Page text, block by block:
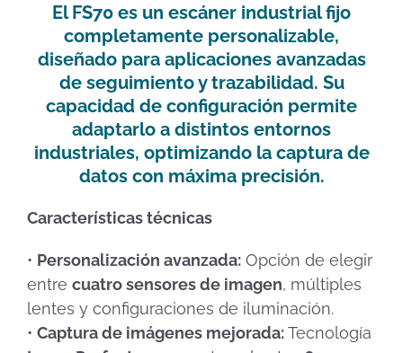
ElFS70 es un escáner industrial fijo
completamente personalizable,
diseñado para aplicaciones avanzadas
de seguimiento y trazabilidad. Su
capacidad de configuración permite
adaptarlo a distintos entornos
industriales, optimizando la captura de
datos con máxima precisión.
Características técnicas
• Personalización avanzada: Opción de elegir
entre cuatro sensores de imagen, múltiples
lentes y configuraciones de iluminación.
• Captura de imágenes mejorada:Tecnología